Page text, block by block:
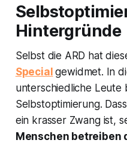
Hintergründe
Selbst die ARD hat
Special gewidmet. In
unterschiedliche Leute
Selbstoptimierung.
ein krasser Zwang ist,
Menschen betreiben